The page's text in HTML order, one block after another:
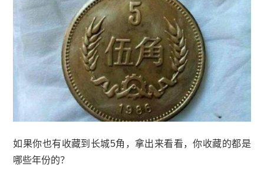
如果你也有收藏到长城5角，拿出来看看，你收藏的都是
哪些年份的？